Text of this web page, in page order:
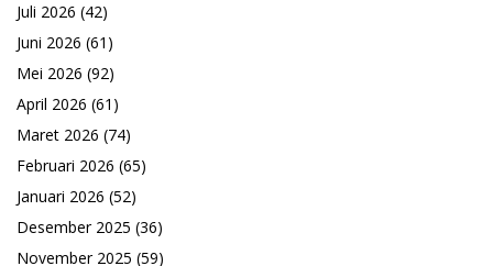
Juli 2026 (42)
Juni 2026 (61)
Mei 2026 (92)
April 2026 (61)
Maret 2026 (74)
Februari 2026 (65)
Januari 2026 (52)
Desember 2025 (36)
November 2025 (59)